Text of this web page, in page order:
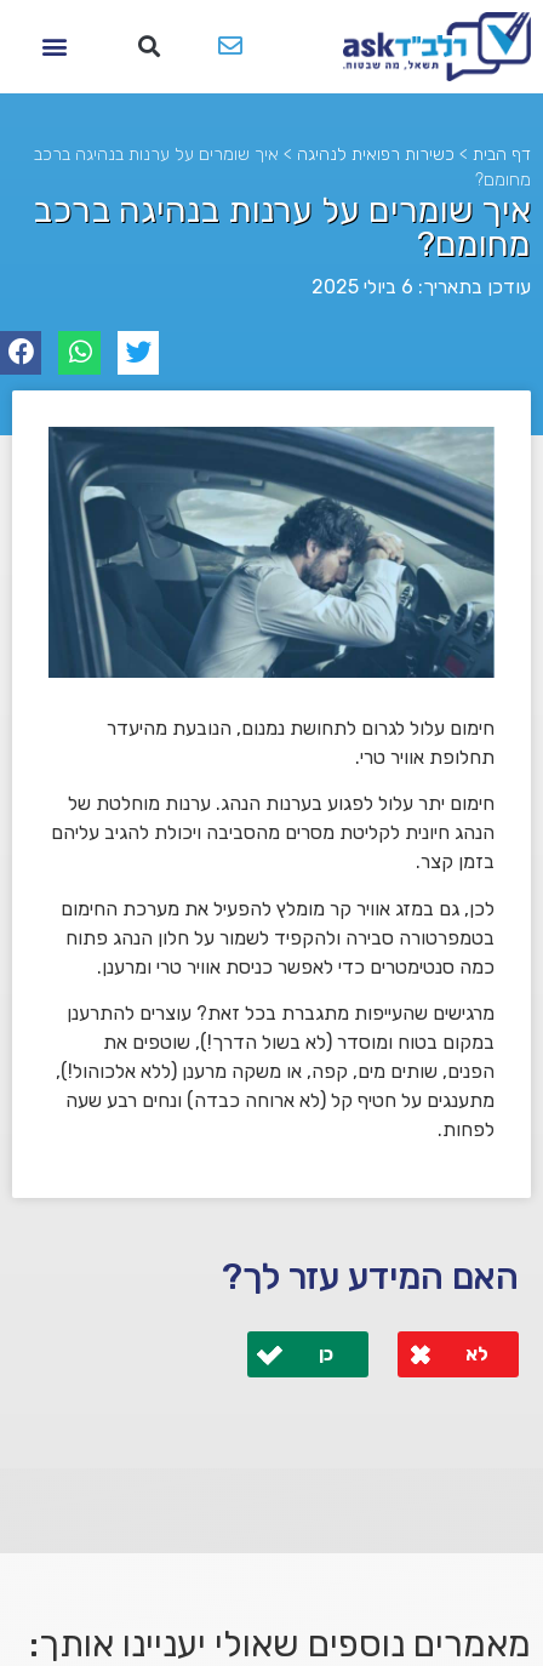
דף הבית > כשירות רפואית לנהיגה​ > איך שומרים על ערנות בנהיגה ברכב
מחומם?
איך שומרים על ערנות בנהיגה ברכב
מחומם?
עודכן בתאריך: 6 ביולי 2025
חימום עלול לגרום לתחושת נמנום, הנובעת מהיעדר
תחלופת אוויר טרי.
חימום יתר עלול לפגוע בערנות הנהג. ערנות מוחלטת של
הנהג חיונית לקליטת מסרים מהסביבה ויכולת להגיב עליהם
בזמן קצר.
לכן, גם במזג אוויר קר מומלץ להפעיל את מערכת החימום
בטמפרטורה סבירה ולהקפיד לשמור על חלון הנהג פתוח
כמה סנטימטרים כדי לאפשר כניסת אוויר טרי ומרענן.
מרגישים שהעייפות מתגברת בכל זאת? עוצרים להתרענן
במקום בטוח ומוסדר (לא בשול הדרך!), שוטפים את
הפנים, שותים מים, קפה, או משקה מרענן (ללא אלכוהול!),
מתענגים על חטיף קל (לא ארוחה כבדה) ונחים רבע שעה
לפחות.
האם המידע עזר לך?
לא כן
מאמרים נוספים שאולי יעניינו אותך: